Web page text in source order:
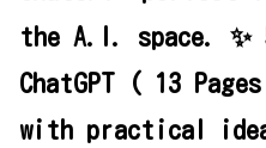
the A.I. space. ✨
ChatGPT ( 13
with practical